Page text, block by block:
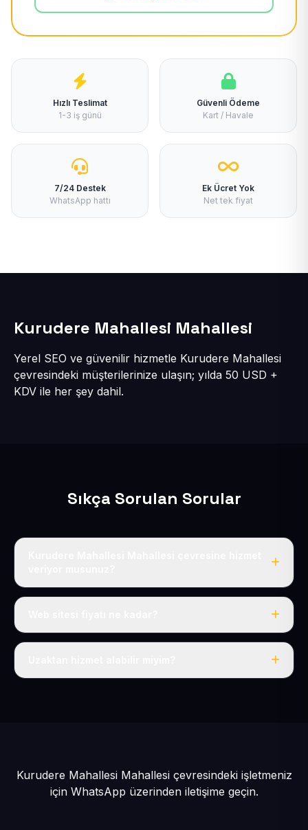
Hızlı Teslimat
1-3 iş günü
Güvenli Ödeme
Kart / Havale
7/24 Destek
WhatsApp hattı
Ek Ücret Yok
Net tek fiyat
Kurudere Mahallesi Mahallesi
Yerel SEO ve güvenilir hizmetle Kurudere Mahallesi
çevresindeki müşterilerinize ulaşın; yılda 50 USD +
KDV ile her şey dahil.
Sıkça Sorulan Sorular
Evet, Kurudere Mahallesi dahil tüm Sarız ve Sarız
Tek fiyat: yılda 50 USD + KDV, her şey dahil.
Kurudere Mahallesi Mahallesi çevresindeki işletmeniz
için WhatsApp üzerinden iletişime geçin.